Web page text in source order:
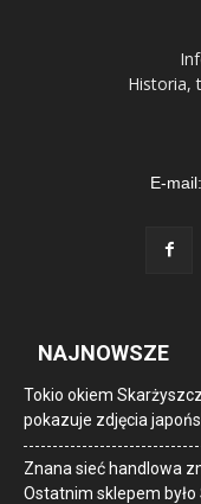
Historia,
E-mail:
NAJNOWSZE
Tokio okiem
pokazuje zdjęcia
Znana sieć handlowa
Ostatnim sklepem było